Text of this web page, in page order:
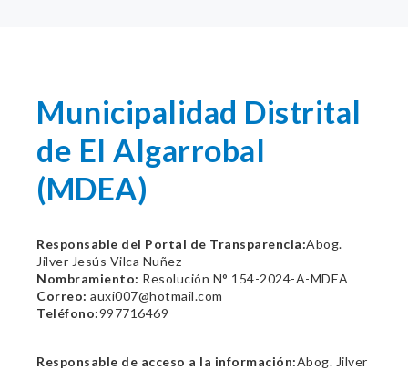
Municipalidad Distrital
de El Algarrobal
(MDEA)
Responsable del Portal de Transparencia:Abog.
Jilver Jesús Vilca Nuñez
Nombramiento: Resolución N° 154-2024-A-MDEA
Correo: auxi007@hotmail.com
Teléfono:997716469
Responsable de acceso a la información:Abog. Jilver